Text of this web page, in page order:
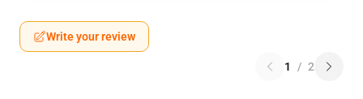
Write your review
1 / 2